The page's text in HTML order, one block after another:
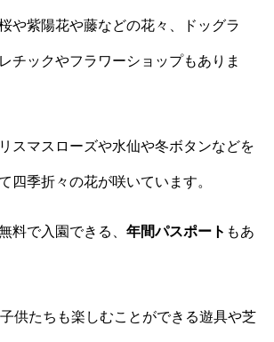
桜や紫陽花や藤などの花々、ドッグラ
チックやフラワーショップもありま
スマスローズや水仙や冬ボタンなどを
四季折々の花が咲いています。
料で入園できる、 年間パスポート もあ
供たちも楽しむことができる遊具や芝